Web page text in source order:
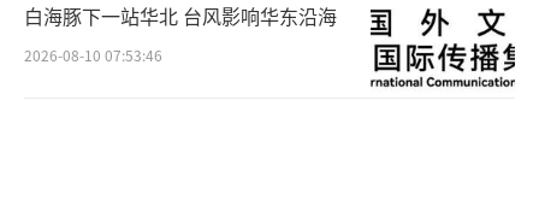
白海豚下一站华北 台风影响华东沿海
2026-08-10 07:53:46